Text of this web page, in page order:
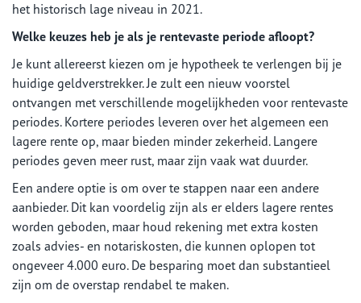
het historisch lage niveau in 2021.
Welke keuzes heb je als je rentevaste periode afloopt?
Je kunt allereerst kiezen om je hypotheek te verlengen bij je
huidige geldverstrekker. Je zult een nieuw voorstel
ontvangen met verschillende mogelijkheden voor rentevaste
periodes. Kortere periodes leveren over het algemeen een
lagere rente op, maar bieden minder zekerheid. Langere
periodes geven meer rust, maar zijn vaak wat duurder.
Een andere optie is om over te stappen naar een andere
aanbieder. Dit kan voordelig zijn als er elders lagere rentes
worden geboden, maar houd rekening met extra kosten
zoals advies- en notariskosten, die kunnen oplopen tot
ongeveer 4.000 euro. De besparing moet dan substantieel
zijn om de overstap rendabel te maken.